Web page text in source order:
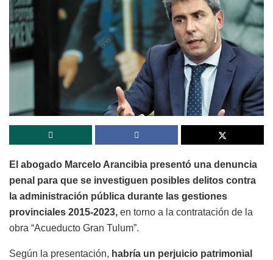
El abogado Marcelo Arancibia presentó una denuncia
penal para que se investiguen posibles delitos contra
la administración pública durante las gestiones
provinciales 2015-2023, en torno a la contratación de la
obra “Acueducto Gran Tulum”.
Según la presentación, habría un perjuicio patrimonial